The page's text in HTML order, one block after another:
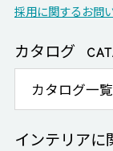
採用に関するお問
カタログ
カタログ一覧
インテリアに